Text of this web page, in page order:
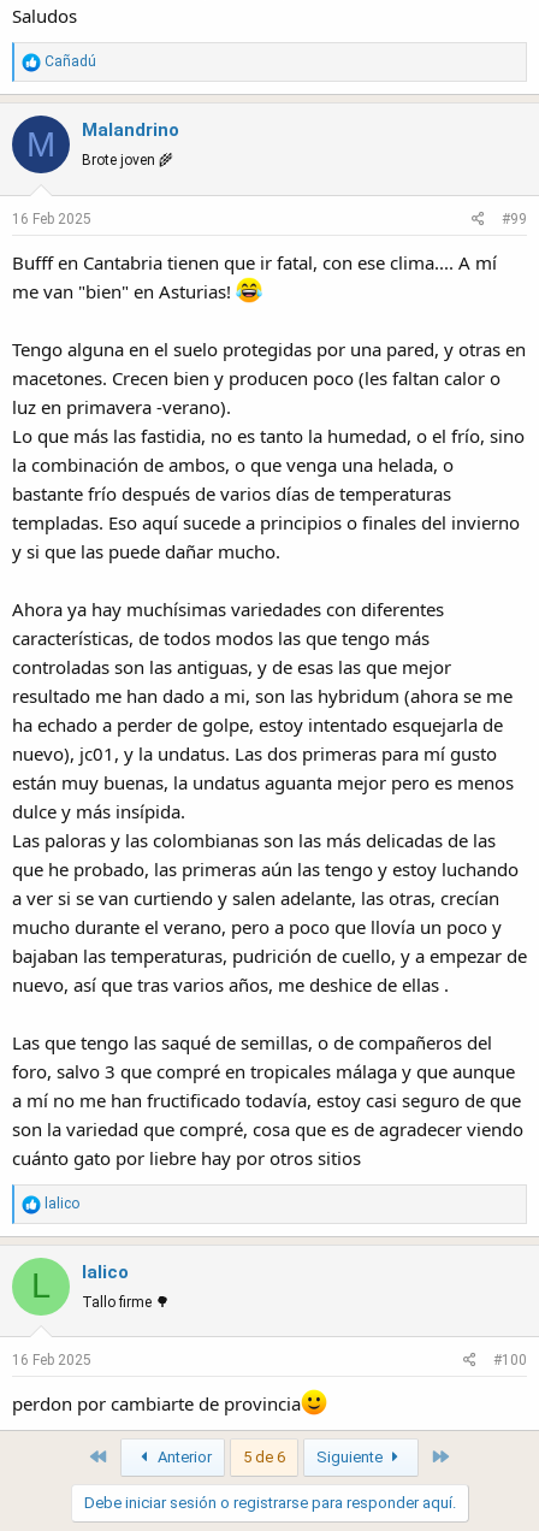
Saludos
R
e
c
t
i
o
n
:
Cañadú
M Malandrino
Brote joven 🌾
16 Feb 2025 #99
Bufff en Cantabria tienen que ir fatal, con ese clima.... A mí
me van "bien" en Asturias!
Tengo alguna en el suelo protegidas por una pared, y otras en
macetones. Crecen bien y producen poco (les faltan calor o
luz en primavera -verano).
Lo que más las fastidia, no es tanto la humedad, o el frío, sino
la combinación de ambos, o que venga una helada, o
bastante frío después de varios días de temperaturas
templadas. Eso aquí sucede a principios o finales del invierno
y si que las puede dañar mucho.
Ahora ya hay muchísimas variedades con diferentes
características, de todos modos las que tengo más
controladas son las antiguas, y de esas las que mejor
resultado me han dado a mi, son las hybridum (ahora se me
ha echado a perder de golpe, estoy intentado esquejarla de
nuevo), jc01, y la undatus. Las dos primeras para mí gusto
están muy buenas, la undatus aguanta mejor pero es menos
dulce y más insípida.
Las paloras y las colombianas son las más delicadas de las
que he probado, las primeras aún las tengo y estoy luchando
a ver si se van curtiendo y salen adelante, las otras, crecían
mucho durante el verano, pero a poco que llovía un poco y
bajaban las temperaturas, pudrición de cuello, y a empezar de
nuevo, así que tras varios años, me deshice de ellas .
Las que tengo las saqué de semillas, o de compañeros del
foro, salvo 3 que compré en tropicales málaga y que aunque
a mí no me han fructificado todavía, estoy casi seguro de que
son la variedad que compré, cosa que es de agradecer viendo
cuánto gato por liebre hay por otros sitios
R
e
t
i
o
n
:
lalico
L lalico
Tallo firme 🌳
16 Feb 2025 #100
perdon por cambiarte de provincia
First Anterior 5 de 6 Siguiente
Debe iniciar sesión o registrarse para responder aquí.